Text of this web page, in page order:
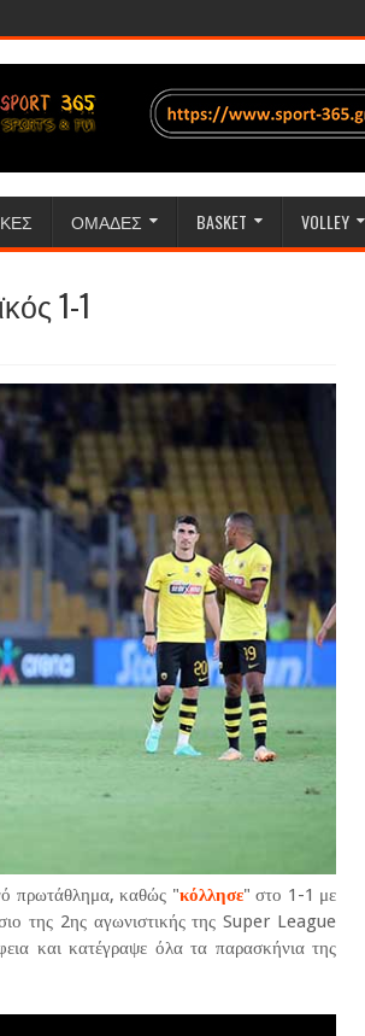
ΟΜΑΔΕΣ BASKET VOLLEY
1-1
πρωτάθλημα, καθώς "κόλλησε" στο 1-1 με
της 2ης αγωνιστικής της Super League
και κατέγραψε όλα τα παρασκήνια της